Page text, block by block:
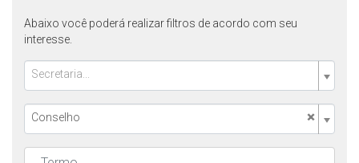
Abaixo você poderá realizar filtros de acordo com seu
interesse.
Secretaria...
×
Conselho